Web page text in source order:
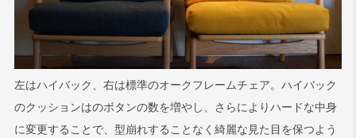
左はハイバック、右は標準のオークフレームチェア。ハイバック
のクッションはのボタンの数を増やし、さらによりハードな中身
に変更することで、型崩れすることなく綺麗な見た目を保つよう